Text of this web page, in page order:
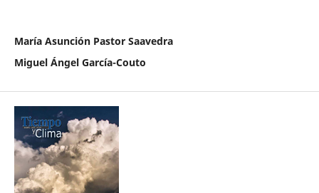
María Asunción Pastor Saavedra
Miguel Ángel García-Couto